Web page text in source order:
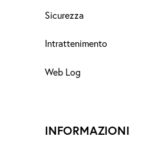
Sicurezza
Intrattenimento
Web Log
INFORMAZIONI